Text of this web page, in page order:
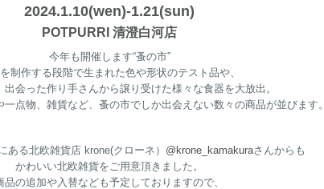
2024.1.10(wen)-1.21(sun)
POTPURRI 清澄白河店
今年も開催します“蚤の市”
制作する段階で生まれた色や形状のテスト品や、
出会った作り手さんから譲り受けた様々な食器を大放出。
点物、雑貨など、蚤の市でしか出会えない数々の商品が並びます。
ある北欧雑貨店 krone(クローネ） @krone_kamakuraさんからも
かわいい北欧雑貨をご用意頂きました。
品の追加や入替なども予定しておりますので、